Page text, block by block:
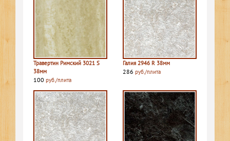
Травертин Римский 3021 S
38мм
100 руб./плита
Галия 2946 R 38мм
286 руб./плита